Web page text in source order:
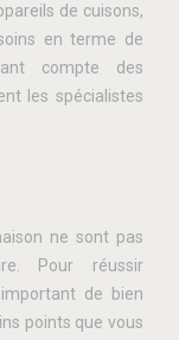
de cuisons,
en terme de
compte des
les spécialistes
ne sont pas
Pour réussir
de bien
points que vous